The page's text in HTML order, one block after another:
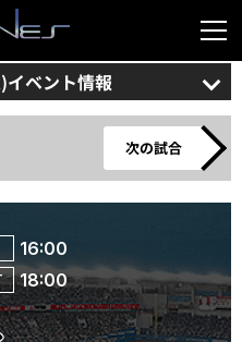
ベント情報
次の試合
16:00
18:00